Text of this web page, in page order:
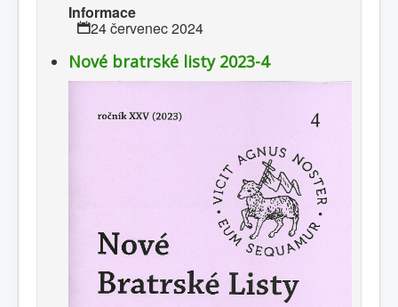
Informace
24 červenec 2024
Nové bratrské listy 2023-4